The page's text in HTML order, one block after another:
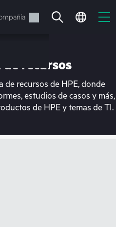
tu
recursos
de recursos de HPE, donde
estudios de casos y más,
de HPE y temas de TI.